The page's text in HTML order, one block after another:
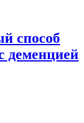
способ
деменцией